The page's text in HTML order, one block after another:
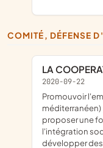
COMITÉ, DÉFENSE
LA
2020-09-22
promouvoir l'emploi sur le territoire tpm (toulon provence
proposer une
l'intégration
développer